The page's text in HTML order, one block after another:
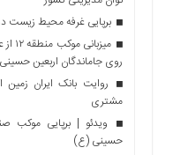
برپایی غرفه محیط زیست
روی جاماندگان اربعین حسینی
روایت بانک ایران زمین
مشتری
ویدئو | برپایی موکب
حسینی (ع)